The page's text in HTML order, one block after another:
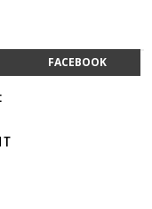
FACEBOOK